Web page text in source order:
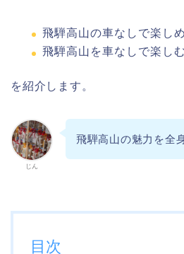
飛騨高山の車なしで楽し
飛騨高山を車なしで楽し
を紹介します。
じん
飛騨高山の魅力を全
目次